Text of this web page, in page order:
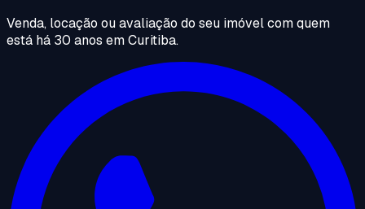
Venda, locação ou avaliação do seu imóvel com quem
está há 30 anos em Curitiba.